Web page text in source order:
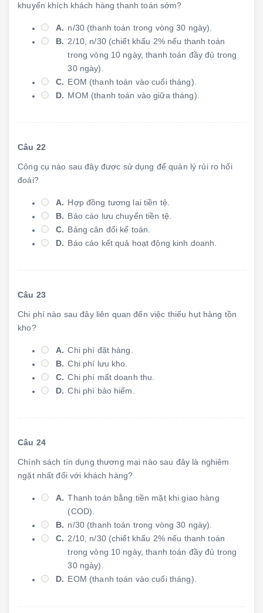
khuyến khích khách hàng thanh toán sớm?
A. n/30 (thanh toán trong vòng 30 ngày).
B. 2/10, n/30 (chiết khấu 2% nếu thanh toán
trong vòng 10 ngày, thanh toán đầy đủ trong
30 ngày).
C. EOM (thanh toán vào cuối tháng).
D. MOM (thanh toán vào giữa tháng).
Câu 22
Công cụ nào sau đây được sử dụng để quản lý rủi ro hối
đoái?
A. Hợp đồng tương lai tiền tệ.
B. Báo cáo lưu chuyển tiền tệ.
C. Bảng cân đối kế toán.
D. Báo cáo kết quả hoạt động kinh doanh.
Câu 23
Chi phí nào sau đây liên quan đến việc thiếu hụt hàng tồn
kho?
A. Chi phí đặt hàng.
B. Chi phí lưu kho.
C. Chi phí mất doanh thu.
D. Chi phí bảo hiểm.
Câu 24
Chính sách tín dụng thương mại nào sau đây là nghiêm
ngặt nhất đối với khách hàng?
A. Thanh toán bằng tiền mặt khi giao hàng
(COD).
B. n/30 (thanh toán trong vòng 30 ngày).
C. 2/10, n/30 (chiết khấu 2% nếu thanh toán
trong vòng 10 ngày, thanh toán đầy đủ trong
30 ngày).
D. EOM (thanh toán vào cuối tháng).